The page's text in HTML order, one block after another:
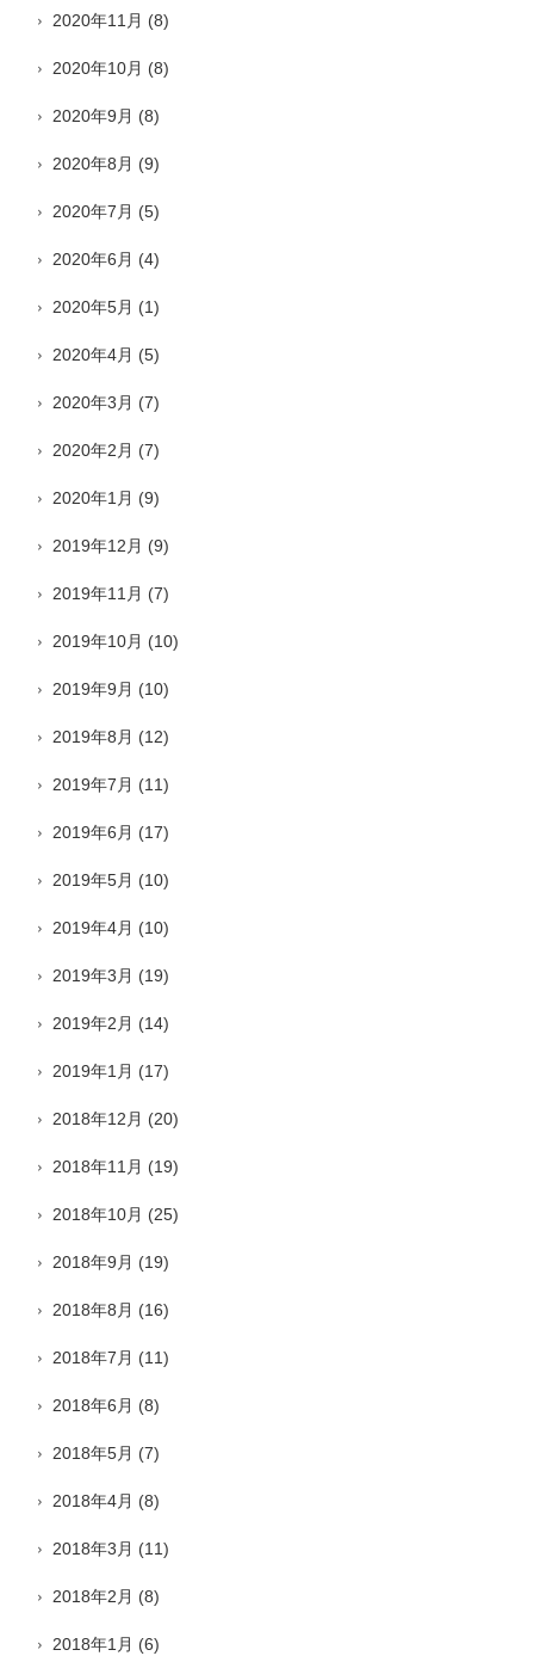
2020年11月 (8)
2020年10月 (8)
2020年9月 (8)
2020年8月 (9)
2020年7月 (5)
2020年6月 (4)
2020年5月 (1)
2020年4月 (5)
2020年3月 (7)
2020年2月 (7)
2020年1月 (9)
2019年12月 (9)
2019年11月 (7)
2019年10月 (10)
2019年9月 (10)
2019年8月 (12)
2019年7月 (11)
2019年6月 (17)
2019年5月 (10)
2019年4月 (10)
2019年3月 (19)
2019年2月 (14)
2019年1月 (17)
2018年12月 (20)
2018年11月 (19)
2018年10月 (25)
2018年9月 (19)
2018年8月 (16)
2018年7月 (11)
2018年6月 (8)
2018年5月 (7)
2018年4月 (8)
2018年3月 (11)
2018年2月 (8)
2018年1月 (6)